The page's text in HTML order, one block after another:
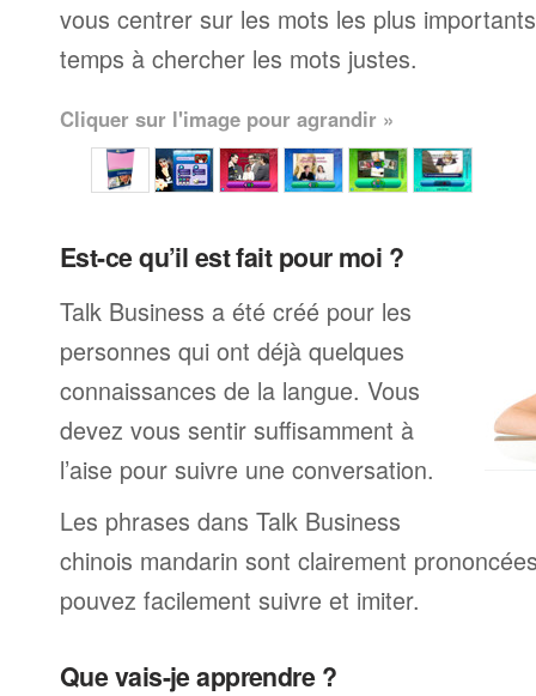
vous centrer sur les mots les plus
temps à chercher les mots justes.
Cliquer sur l'image pour agrandir »
Est-ce qu’il est fait pour moi ?
Talk Business a été créé pour les
personnes qui ont déjà quelques
connaissances de la langue. Vous
devez vous sentir suffisamment à
l’aise pour suivre une conversation.
Les phrases dans Talk Business
chinois mandarin sont clairement
pouvez facilement suivre et imiter.
Que vais-je apprendre ?